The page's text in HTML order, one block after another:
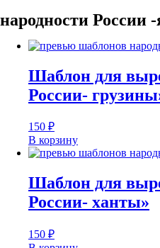
народности России
Шаблон для
России-
150 ₽
В корзину
Шаблон для
России- ханты»
150 ₽